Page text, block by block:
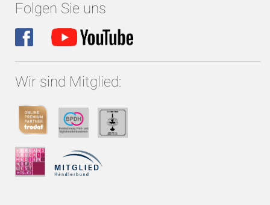
Folgen Sie uns
Wir sind Mitglied: